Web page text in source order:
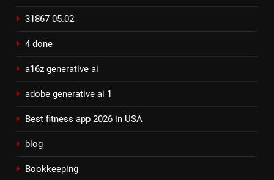
31867 05.02
4 done
a16z generative ai
adobe generative ai 1
Best fitness app 2026 in USA
blog
Bookkeeping